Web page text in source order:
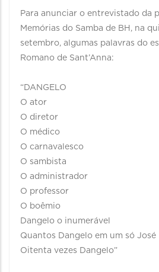
Para anunciar o entrevistado da
Memórias do Samba de BH, na
setembro, algumas palavras do
Romano de Sant’Anna:
“DANGELO
O ator
O diretor
O médico
O carnavalesco
O sambista
O administrador
O professor
O boêmio
Dangelo o inumerável
Quantos Dangelo em um só José
Oitenta vezes Dangelo”